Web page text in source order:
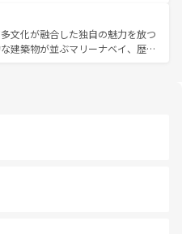
暖で、どの季節にも異なる楽しみ
すいタイの人々、仏教を中心とし
光資源が、訪れる旅人を魅了し続
するはず。観光スポットが密集し
ろを回れるのも魅力。息をのむよ
験まで、香港を存分に楽しみ尽く
文化が融合した独自の魅力を放つ
建築物が並ぶマリーナベイ、歴史
風情を楽しめる外せないスポット